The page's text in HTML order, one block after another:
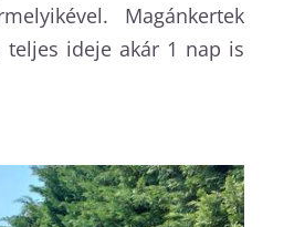
Magánkertek
teljes ideje akár 1 nap is